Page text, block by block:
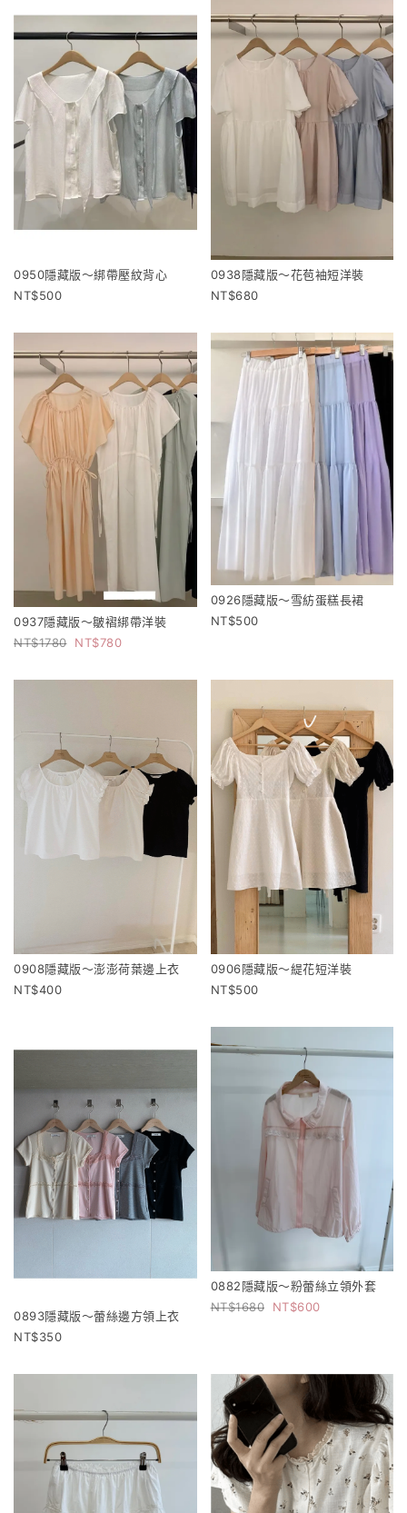
0950隱藏版～綁帶壓紋背心
500
0938隱藏版～花苞袖短洋裝
680
0937隱藏版～皺褶綁帶洋裝
1780
780
0926隱藏版～雪紡蛋糕長裙
500
0908隱藏版～澎澎荷葉邊上衣
400
0906隱藏版～緹花短洋裝
500
0893隱藏版～蕾絲邊方領上衣
350
0882隱藏版～粉蕾絲立領外套
1680
600